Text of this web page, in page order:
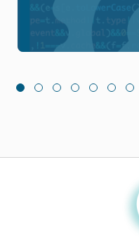
Fondation pour la recherche